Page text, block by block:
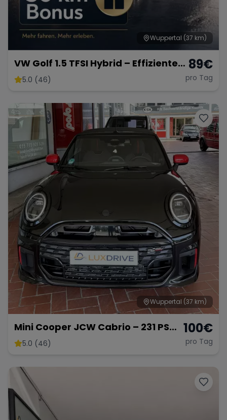
Wuppertal (37 km)
VW Golf 1.5 TFSI Hybrid – Effiziente
Hybridtechnik
5.0 (46)
89€
pro Tag
Wuppertal (37 km)
Mini Cooper JCW Cabrio – 231 PS
offene Fahrfreude
5.0 (46)
100€
pro Tag